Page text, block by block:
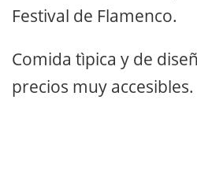
Festival de Flamenco.
Comida tìpica y de
precios muy accesibles.